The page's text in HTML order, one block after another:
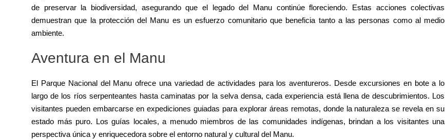
de preservar la biodiversidad, asegurando que el legado del Manu continúe floreciendo. Estas acciones colectivas
demuestran que la protección del Manu es un esfuerzo comunitario que beneficia tanto a las personas como al medio
ambiente.
Aventura en el Manu
El Parque Nacional del Manu ofrece una variedad de actividades para los aventureros. Desde excursiones en bote a lo
largo de los ríos serpenteantes hasta caminatas por la selva densa, cada experiencia está llena de descubrimientos. Los
visitantes pueden embarcarse en expediciones guiadas para explorar áreas remotas, donde la naturaleza se revela en su
estado más puro. Los guías locales, a menudo miembros de las comunidades indígenas, brindan a los visitantes una
perspectiva única y enriquecedora sobre el entorno natural y cultural del Manu.